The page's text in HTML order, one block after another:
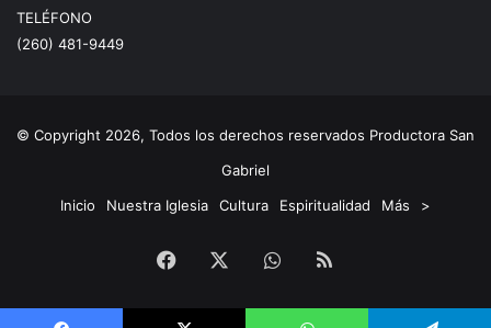
TELÉFONO
(260) 481-9449
© Copyright 2026, Todos los derechos reservados Productora San
Gabriel
Inicio
Nuestra Iglesia Cultura Espiritualidad Más >
Facebook WhatsApp